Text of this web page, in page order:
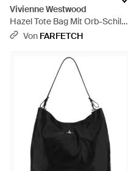
Vivienne Westwood
Hazel Tote Bag Mit Orb-Schild -
Schwarz
Von FARFETCH